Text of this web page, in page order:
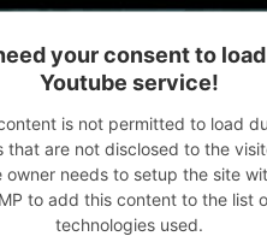
your consent to
Youtube service!
is not permitted to load
that are not disclosed to the
owner needs to setup the site
to add this content to the list
technologies used.